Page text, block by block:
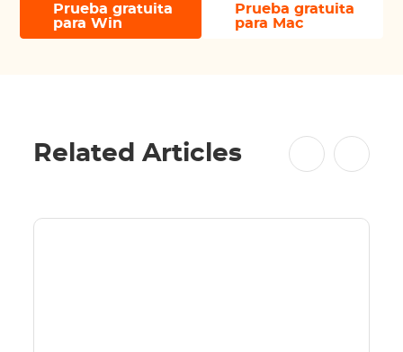
Prueba gratuita
para Win
Prueba gratuita
para Mac
Related Articles